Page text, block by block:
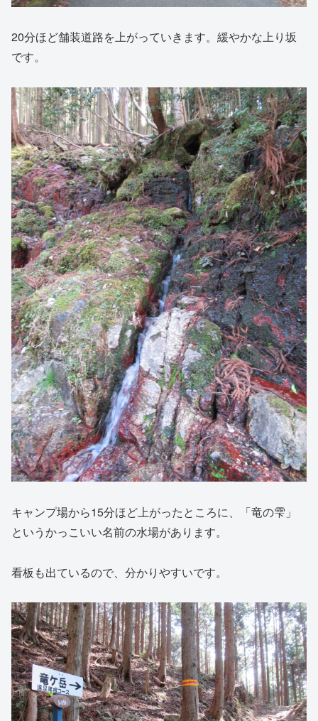
20分ほど舗装道路を上がっていきます。緩やかな上り坂
です。
キャンプ場から15分ほど上がったところに、「竜の雫」
というかっこいい名前の水場があります。
看板も出ているので、分かりやすいです。